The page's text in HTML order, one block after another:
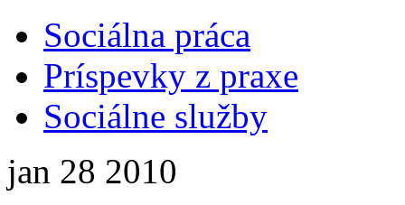
Sociálna práca
Príspevky z praxe
Sociálne služby
jan 28 2010